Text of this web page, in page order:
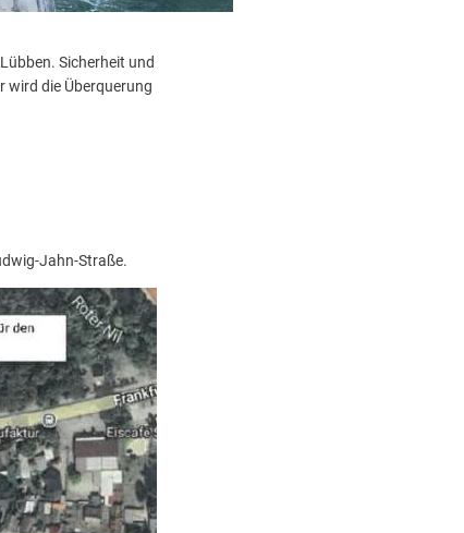
Sicherheit und
wird die Überquerung
Jahn-Straße.